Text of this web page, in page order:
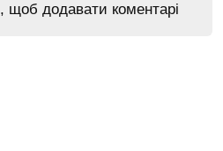
, щоб додавати коментарі